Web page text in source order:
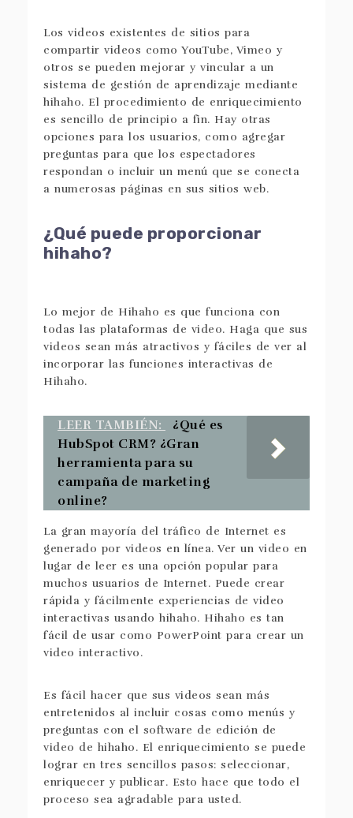
Los videos existentes de sitios para
compartir videos como YouTube, Vimeo y
otros se pueden mejorar y vincular a un
sistema de gestión de aprendizaje mediante
hihaho. El procedimiento de enriquecimiento
es sencillo de principio a fin. Hay otras
opciones para los usuarios, como agregar
preguntas para que los espectadores
respondan o incluir un menú que se conecta
a numerosas páginas en sus sitios web.
¿Qué puede proporcionar
hihaho?
Lo mejor de Hihaho es que funciona con
todas las plataformas de video. Haga que sus
videos sean más atractivos y fáciles de ver al
incorporar las funciones interactivas de
Hihaho.
LEER TAMBIÉN:
¿Qué es
HubSpot CRM? ¿Gran
herramienta para su
campaña de marketing
online?
La gran mayoría del tráfico de Internet es
generado por videos en línea. Ver un video en
lugar de leer es una opción popular para
muchos usuarios de Internet. Puede crear
rápida y fácilmente experiencias de video
interactivas usando hihaho. Hihaho es tan
fácil de usar como PowerPoint para crear un
video interactivo.
Es fácil hacer que sus videos sean más
entretenidos al incluir cosas como menús y
preguntas con el software de edición de
video de hihaho. El enriquecimiento se puede
lograr en tres sencillos pasos: seleccionar,
enriquecer y publicar. Esto hace que todo el
proceso sea agradable para usted.